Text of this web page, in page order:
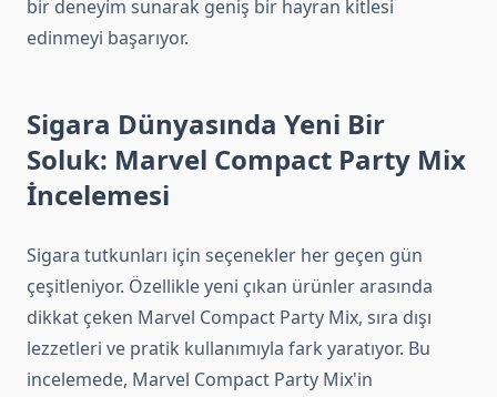
bir deneyim sunarak geniş bir hayran kitlesi
edinmeyi başarıyor.
Sigara Dünyasında Yeni Bir
Soluk: Marvel Compact Party Mix
İncelemesi
Sigara tutkunları için seçenekler her geçen gün
çeşitleniyor. Özellikle yeni çıkan ürünler arasında
dikkat çeken Marvel Compact Party Mix, sıra dışı
lezzetleri ve pratik kullanımıyla fark yaratıyor. Bu
incelemede, Marvel Compact Party Mix'in